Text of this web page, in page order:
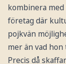
kombinera
företag där
pojkvän
mer än vad hon
Precis då